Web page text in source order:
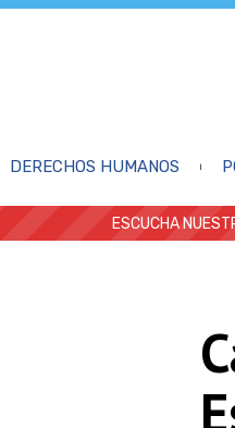
DERECHOS HUMANOS
ESCUCHA